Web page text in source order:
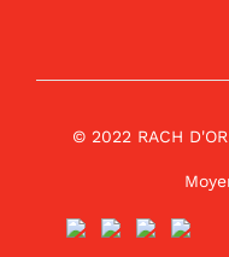
© 2022 RACH